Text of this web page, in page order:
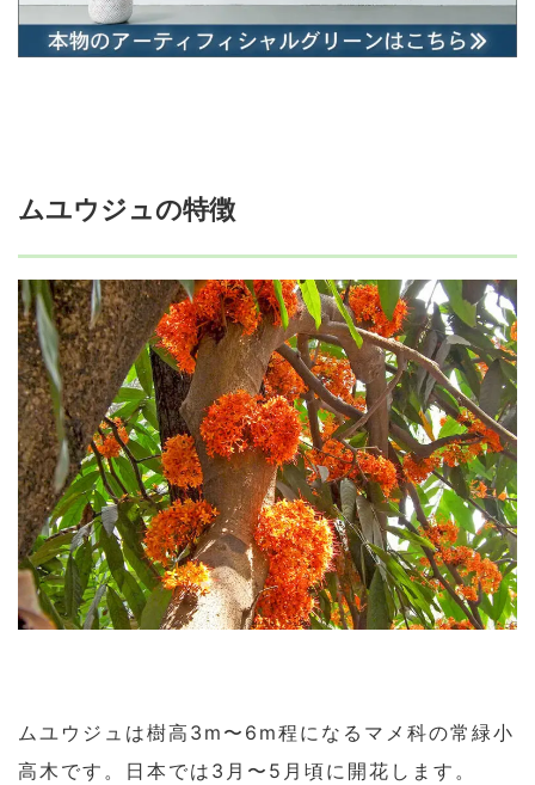
ムユウジュの特徴
ムユウジュは樹高3m〜6m程になるマメ科の常緑小
高木です。日本では3月〜5月頃に開花します。